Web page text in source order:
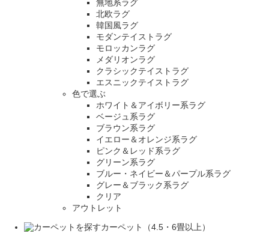
無地系ラグ
北欧ラグ
韓国風ラグ
モダンテイストラグ
モロッカンラグ
メダリオンラグ
クラシックテイストラグ
エスニックテイストラグ
色で選ぶ
ホワイト＆アイボリー系ラグ
ベージュ系ラグ
ブラウン系ラグ
イエロー＆オレンジ系ラグ
ピンク＆レッド系ラグ
グリーン系ラグ
ブルー・ネイビー＆パープル系ラグ
グレー＆ブラック系ラグ
クリア
アウトレット
カーペット（4.5・6畳以上）